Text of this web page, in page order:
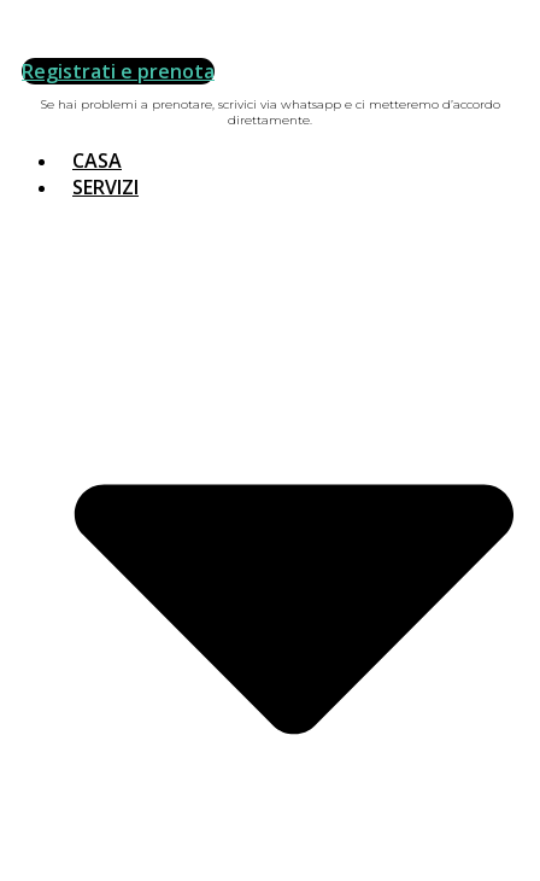
Registrati e prenota
Se hai problemi a prenotare, scrivici via whatsapp e ci metteremo d’accordo
direttamente.
CASA
SERVIZI